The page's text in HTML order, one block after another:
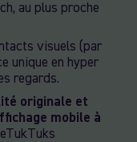
au plus proche
visuels (par
unique en hyper
regards.
originale et
mobile à